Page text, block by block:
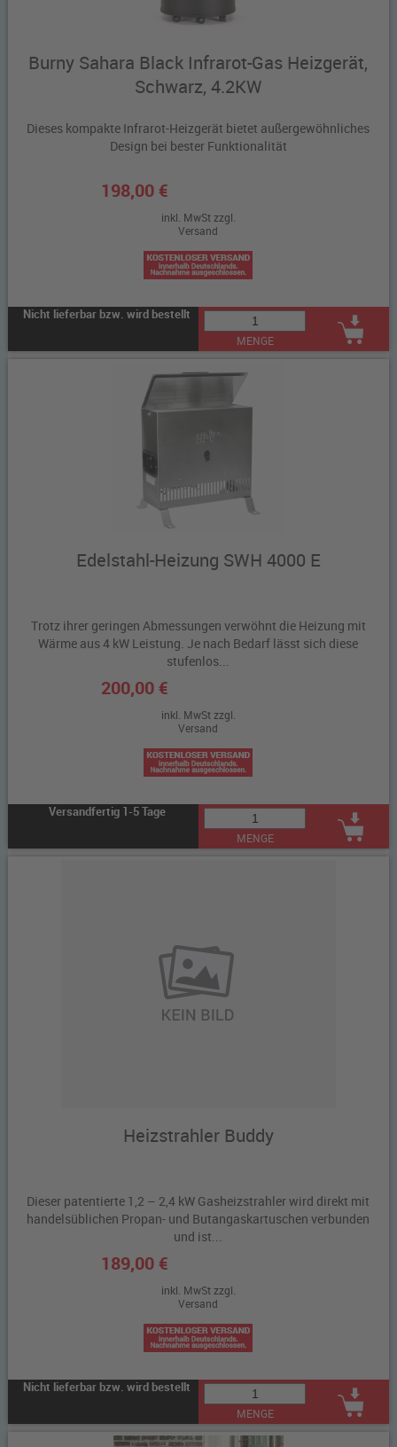
Burny Sahara Black Infrarot-Gas Heizgerät,
Schwarz, 4.2KW
Dieses kompakte Infrarot-Heizgerät bietet außergewöhnliches
Design bei bester Funktionalität
198,00 €
inkl. MwSt zzgl.
Versand
Nicht lieferbar bzw. wird bestellt
MENGE
Edelstahl-Heizung SWH 4000 E
Trotz ihrer geringen Abmessungen verwöhnt die Heizung mit
Wärme aus 4 kW Leistung. Je nach Bedarf lässt sich diese
stufenlos...
200,00 €
inkl. MwSt zzgl.
Versand
Versandfertig 1-5 Tage
MENGE
Heizstrahler Buddy
Dieser patentierte 1,2 – 2,4 kW Gasheizstrahler wird direkt mit
handelsüblichen Propan- und Butangaskartuschen verbunden
und ist...
189,00 €
inkl. MwSt zzgl.
Versand
Nicht lieferbar bzw. wird bestellt
MENGE